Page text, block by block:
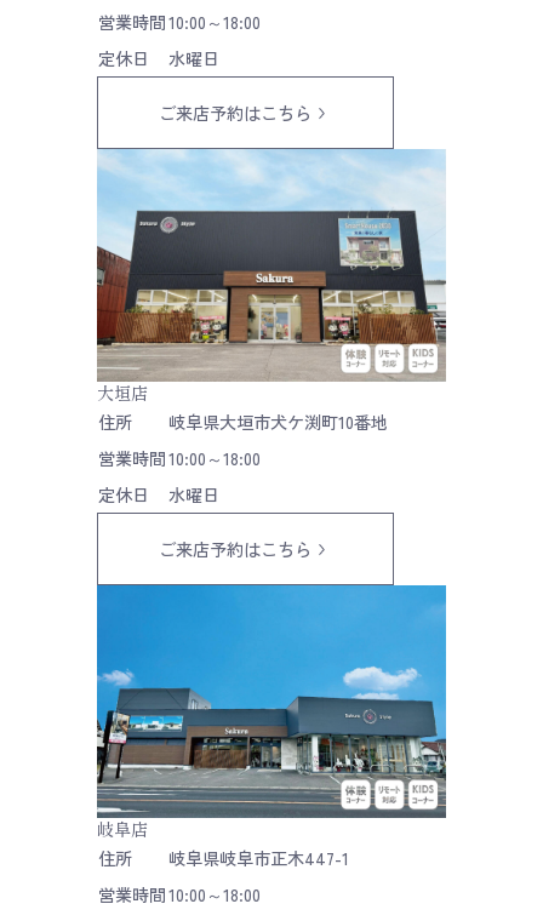
営業時間10:00～18:00
定休日
水曜日
ご来店予約はこちら
大垣店
住所
岐阜県大垣市犬ケ渕町10番地
営業時間10:00～18:00
定休日
水曜日
ご来店予約はこちら
岐阜店
住所
岐阜県岐阜市正木447-1
営業時間10:00～18:00